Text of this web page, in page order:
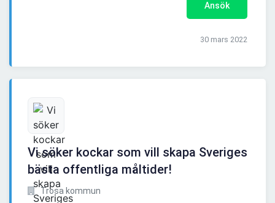
Ansök
30 mars 2022
Vi söker kockar som vill skapa Sveriges
bästa offentliga måltider!
Trosa kommun